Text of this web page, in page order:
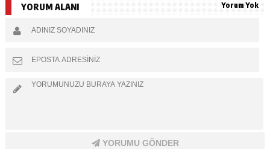
YORUM ALANI Yorum Yok
YORUMU GÖNDER